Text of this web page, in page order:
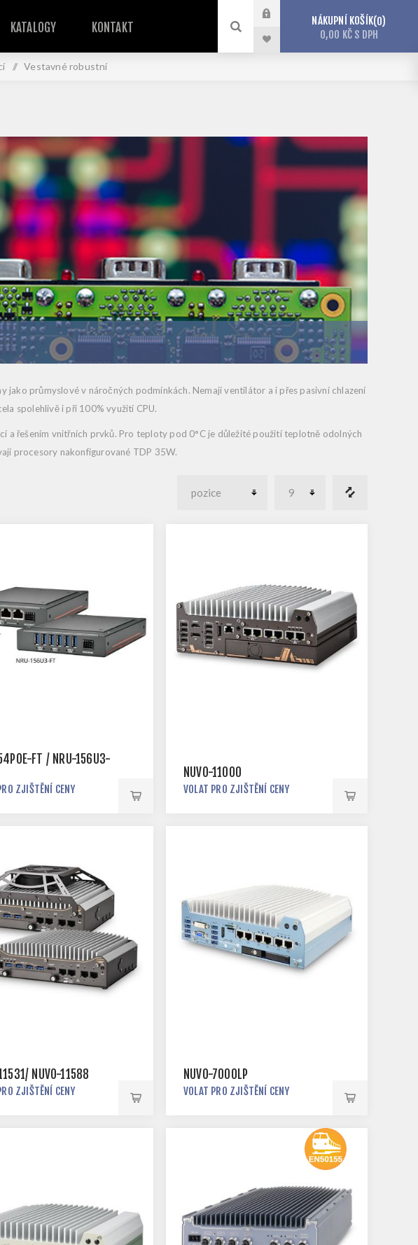
KATALOGY KONTAKT NÁKUPNÍ KOŠÍK 0
0,00 KČ S DPH
/ Vestavné robustní
jako průmyslové v náročných podmínkách. Nemají ventilátor a i přes pasivní chlazení
spolehlivě i při 100% využití CPU.
a řešením vnitřních prvků. Pro teploty pod 0°C je důležité použití teplotně odolných
procesory nakonfigurované TDP 35W.
FT / NRU-156U3-
ZJIŠTĚNÍ CENY
NUVO-11000
VOLAT PRO ZJIŠTĚNÍ CENY
NUVO-11588
ZJIŠTĚNÍ CENY
NUVO-7000LP
VOLAT PRO ZJIŠTĚNÍ CENY